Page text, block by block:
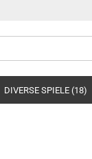
DIVERSE SPIELE (18)